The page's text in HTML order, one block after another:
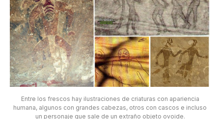
Entre los frescos hay ilustraciones de criaturas con apariencia
humana, algunos con grandes cabezas, otros con cascos e incluso
un personaje que sale de un extraño objeto ovoide.